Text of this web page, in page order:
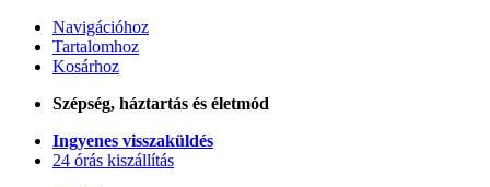
Navigációhoz
Tartalomhoz
Kosárhoz
Szépség, háztartás és életmód
Ingyenes visszaküldés
24 órás kiszállítás